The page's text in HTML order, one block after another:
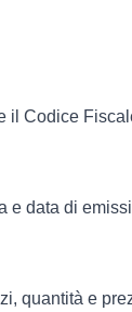
il Codice
e data di
quantità e